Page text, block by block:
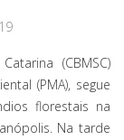
(CBMSC)
(PMA), segue
florestais na
Na tarde